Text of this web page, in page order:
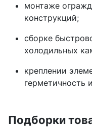
монтаже
конструкций;
сборке
холодильных
креплении
герметичность
Подборки